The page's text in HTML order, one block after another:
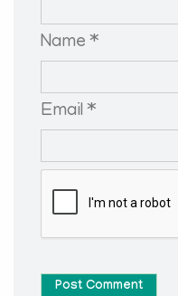
Name *
Email *
Post Comment